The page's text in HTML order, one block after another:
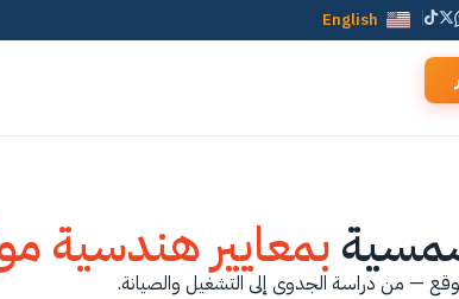
English
بمعايير هندسية
— من دراسة الجدوى إلى التشغيل والصيانة.